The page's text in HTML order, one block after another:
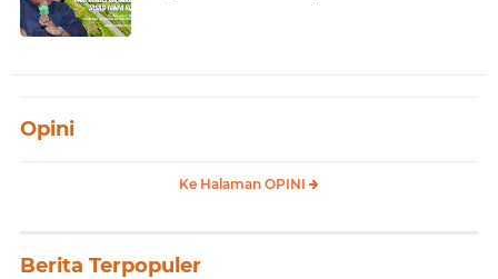
Opini
Ke Halaman OPINI
Berita Terpopuler